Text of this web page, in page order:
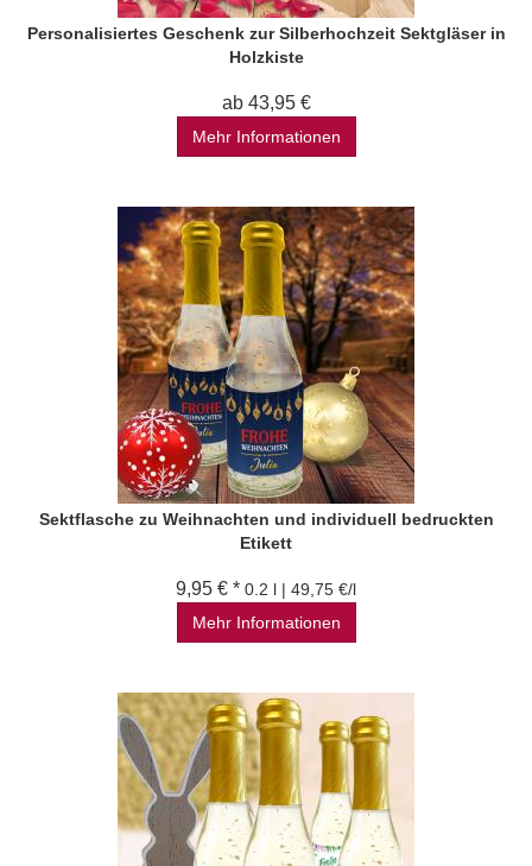
Personalisiertes Geschenk zur Silberhochzeit Sektgläser in
Holzkiste
ab 43,95 €
Mehr Informationen
Sektflasche zu Weihnachten und individuell bedruckten
Etikett
9,95 € * 0.2 l | 49,75 €/l
Mehr Informationen